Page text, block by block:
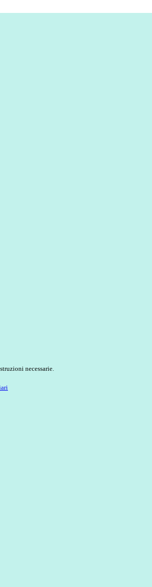
necessarie.